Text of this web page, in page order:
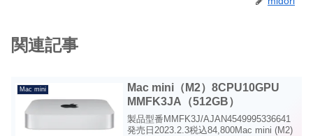
関連記事
Mac mini
Mac mini（M2）8CPU10GPU
MMFK3JA（512GB）
製品型番MMFK3J/AJAN4549995336641
発売日2023.2.3税込84,800Mac mini (M2)